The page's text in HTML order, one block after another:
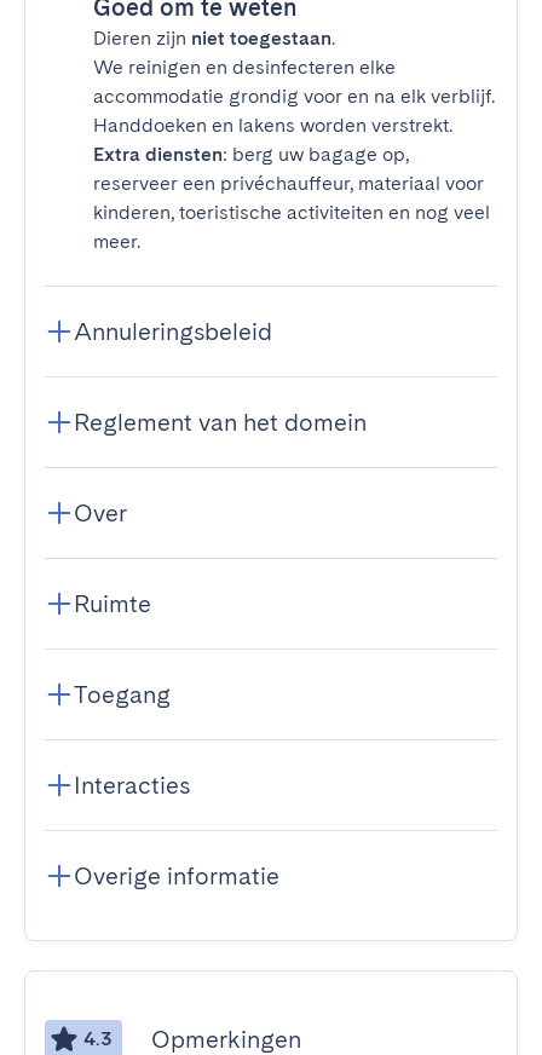
Goed om te weten
Dieren zijn niet toegestaan.
We reinigen en desinfecteren elke
accommodatie grondig voor en na elk verblijf.
Handdoeken en lakens worden verstrekt.
Extra diensten: berg uw bagage op,
reserveer een privéchauffeur, materiaal voor
kinderen, toeristische activiteiten en nog veel
meer.
Annuleringsbeleid
Reglement van het domein
Over
Ruimte
Toegang
Interacties
Overige informatie
4.3 Opmerkingen